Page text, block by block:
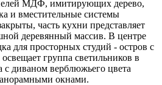
МДФ, имитирующих дерево,
и вместительные системы
часть кухни представляет
деревянный массив. В центре
для просторных студий - остров с
группа светильников в
с диваном верблюжьего цвета
окнами.